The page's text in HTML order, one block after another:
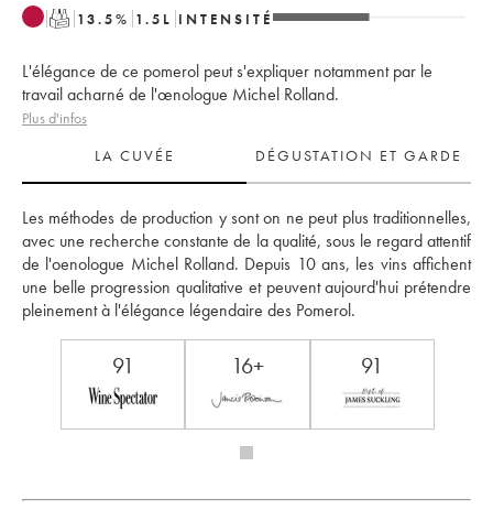
T 13.5% 1.5 L INTENSITÉ
L'élégance de ce pomerol peut s'expliquer notamment par le
travail acharné de l'œnologue Michel Rolland.
Plus d'infos
LA CUVÉE
DÉGUSTATION ET GARDE
Les méthodes de production y sont on ne peut plus traditionnelles,
avec une recherche constante de la qualité, sous le regard attentif
de l'oenologue Michel Rolland. Depuis 10 ans, les vins affichent
une belle progression qualitative et peuvent aujourd'hui prétendre
pleinement à l'élégance légendaire des Pomerol.
91 16+ 91